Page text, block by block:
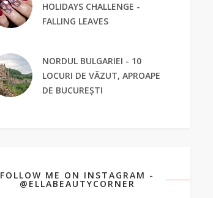
HOLIDAYS CHALLENGE -
FALLING LEAVES
NORDUL BULGARIEI - 10
LOCURI DE VĂZUT, APROAPE
DE BUCUREȘTI
FOLLOW ME ON INSTAGRAM -
@ELLABEAUTYCORNER